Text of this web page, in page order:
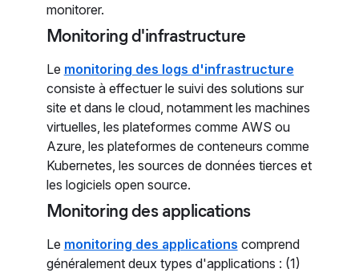
monitorer.
Monitoring d'infrastructure
Le monitoring des logs d'infrastructure
consiste à effectuer le suivi des solutions sur
site et dans le cloud, notamment les machines
virtuelles, les plateformes comme AWS ou
Azure, les plateformes de conteneurs comme
Kubernetes, les sources de données tierces et
les logiciels open source.
Monitoring des applications
Le monitoring des applications comprend
généralement deux types d'applications : (1)